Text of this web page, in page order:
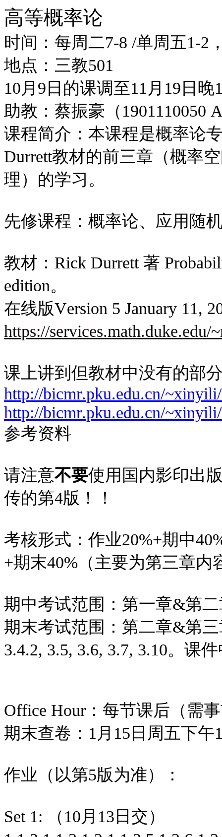
高等概率论
时间：每周二7-8 /单周五1-2
地点：三教501
10月9日的课调至11月19日晚
助教：蔡振豪（1901110050
课程简介：本课程是概率论
Durrett教材的前三章（概率
理）的学习。
先修课程：概率论、应用随
教材：Rick Durrett 著
edition。
在线版Version 5 January 11,
https://
课上讲到但教材中没有的部
http://bicmr.pku.edu.cn/
http://bicmr.pku.edu.cn/
参考资料
请注意不要使用国内影印出
传的第4版！！
考核形式：作业20%+期中
+期末40%（主要为第三章
期中考试范围：第一章&第
期末考试范围：第二章&第三
3.4.2, 3.5, 3.6, 3.7, 3.10。课
Office Hour：每节课后（需
期末查卷：1月15日周五下午
作业（以第5版为准）：
Set 1: （10月13日交）